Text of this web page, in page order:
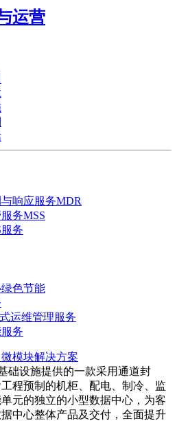
运营
响应服务MDR
务MSS
服务
色节能
运维管理服务
务
微模块解决方案
础设施提供的一款采用通道封
程预制的机柜、配电、制冷、监
元的独立的小型数据中心，为客
据中心整体产品及交付，全面提升